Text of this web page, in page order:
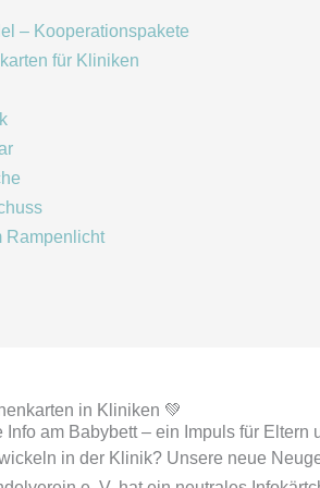
– Kooperationspakete
für Kliniken
Rampenlicht
in Kliniken 💚
Info am Babybett – ein Impuls für Eltern
in der Klinik? Unsere neue